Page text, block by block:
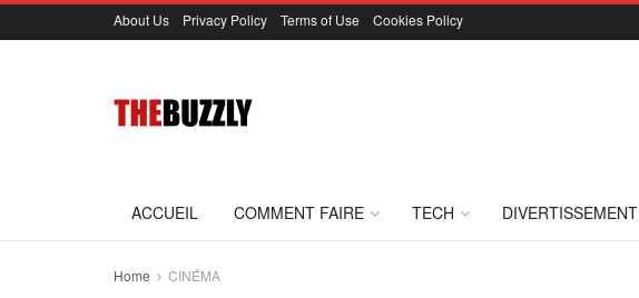
About Us Privacy Policy Terms of Use Cookies Policy
ACCUEIL COMMENT FAIRE TECH DIVERTISSEMENT
Home CINÉMA